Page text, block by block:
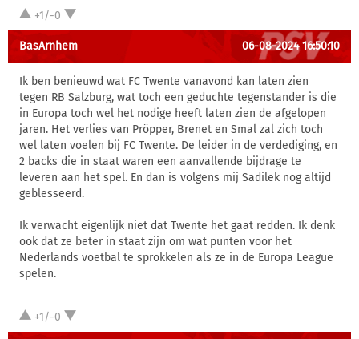
+1/-0
BasArnhem 06-08-2024 16:50:10
Ik ben benieuwd wat FC Twente vanavond kan laten zien
tegen RB Salzburg, wat toch een geduchte tegenstander is die
in Europa toch wel het nodige heeft laten zien de afgelopen
jaren. Het verlies van Pröpper, Brenet en Smal zal zich toch
wel laten voelen bij FC Twente. De leider in de verdediging, en
2 backs die in staat waren een aanvallende bijdrage te
leveren aan het spel. En dan is volgens mij Sadilek nog altijd
geblesseerd.
Ik verwacht eigenlijk niet dat Twente het gaat redden. Ik denk
ook dat ze beter in staat zijn om wat punten voor het
Nederlands voetbal te sprokkelen als ze in de Europa League
spelen.
+1/-0